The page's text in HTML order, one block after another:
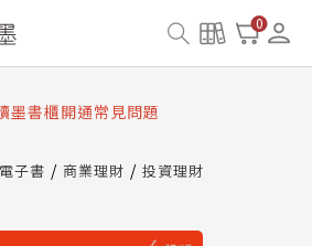
0
讀墨系統維護中，本站同步暫
墨數位閱讀資產合併與書櫃開通申請
墨書櫃開通常見問題
店服務升級重要說明及資產合併結果
讀墨系統維護中，本站同步暫
電子書 商業理財
投資理財